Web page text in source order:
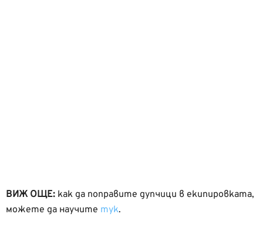
ВИЖ ОЩЕ: как да поправите дупчици в екипировката,
можете да научите тук.